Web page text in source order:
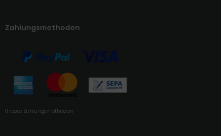
Zahlungsmethoden
Unsere Zahlungsmethoden